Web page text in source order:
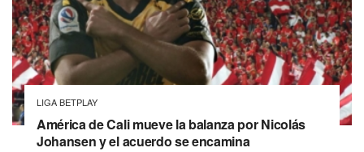
LIGA BETPLAY
América de Cali mueve la balanza por Nicolás
Johansen y el acuerdo se encamina